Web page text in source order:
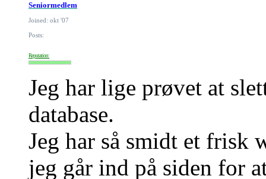
Seniormedlem
Joined: okt '07
Posts:
Reputation:
Jeg har lige prøvet at
database.
Jeg har så smidt et frisk
jeg går ind på siden for